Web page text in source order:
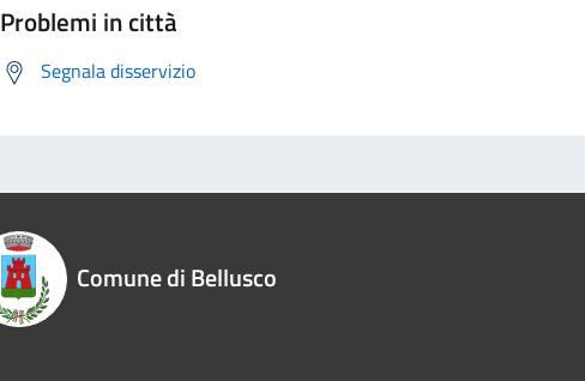
Problemi in città
Segnala disservizio
Comune di Bellusco